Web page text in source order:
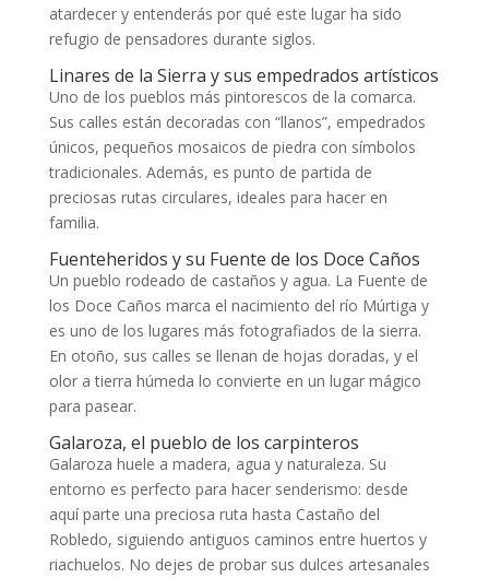
atardecer y entenderás por qué este lugar ha sido
refugio de pensadores durante siglos.
Linares de la Sierra y sus empedrados artísticos
Uno de los pueblos más pintorescos de la comarca.
Sus calles están decoradas con “llanos”, empedrados
únicos, pequeños mosaicos de piedra con símbolos
tradicionales. Además, es punto de partida de
preciosas rutas circulares, ideales para hacer en
familia.
Fuenteheridos y su Fuente de los Doce Caños
Un pueblo rodeado de castaños y agua. La Fuente de
los Doce Caños marca el nacimiento del río Múrtiga y
es uno de los lugares más fotografiados de la sierra.
En otoño, sus calles se llenan de hojas doradas, y el
olor a tierra húmeda lo convierte en un lugar mágico
para pasear.
Galaroza, el pueblo de los carpinteros
Galaroza huele a madera, agua y naturaleza. Su
entorno es perfecto para hacer senderismo: desde
aquí parte una preciosa ruta hasta Castaño del
Robledo, siguiendo antiguos caminos entre huertos y
riachuelos. No dejes de probar sus dulces artesanales